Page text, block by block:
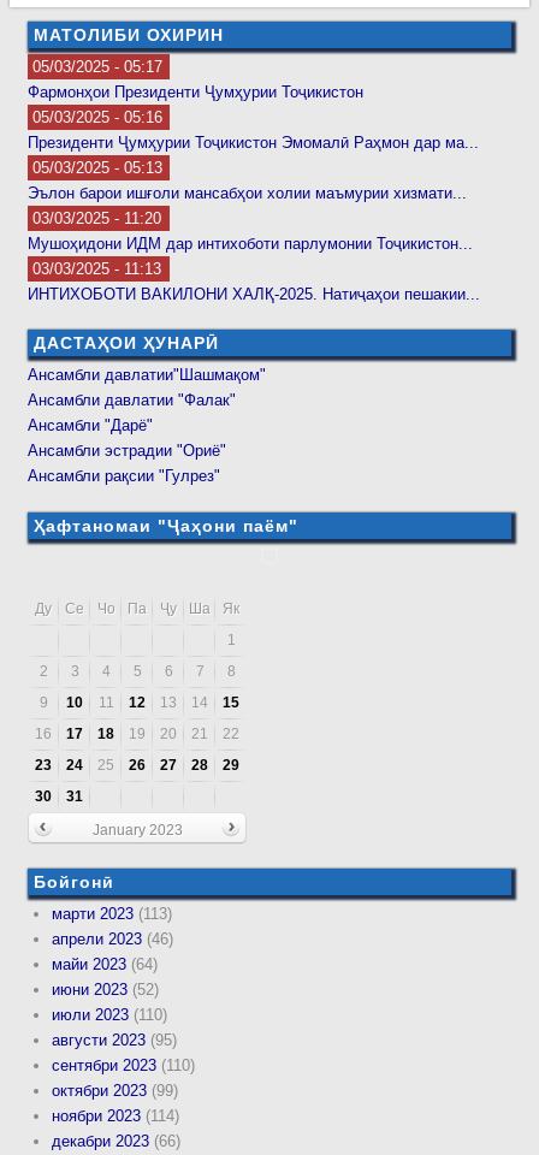
МАТОЛИБИ ОХИРИН
05/03/2025 - 05:17
Фармонҳои Президенти Ҷумҳурии Тоҷикистон
05/03/2025 - 05:16
Президенти Ҷумҳурии Тоҷикистон Эмомалӣ Раҳмон дар ма...
05/03/2025 - 05:13
Эълон барои ишғоли мансабҳои холии маъмурии хизмати...
03/03/2025 - 11:20
Мушоҳидони ИДМ дар интихоботи парлумонии Тоҷикистон...
03/03/2025 - 11:13
ИНТИХОБОТИ ВАКИЛОНИ ХАЛҚ-2025. Натиҷаҳои пешакии...
ДАСТАҲОИ ҲУНАРӢ
Ансамбли давлатии"Шашмақом"
Ансамбли давлатии "Фалак"
Ансамбли "Дарё"
Ансамбли эстрадии "Ориё"
Ансамбли рақсии "Гулрез"
Ҳафтаномаи "Ҷаҳони паём"
Ду Се Чо Па Ҷу Ша
Як
1
2
3 4 5 6 7
8
9
10 11 12 13 14
15
16
17 18 19 20 21
22
23
24 25 26 27 28
29
30
31
January 2023
Бойгонӣ
марти 2023 (113)
апрели 2023 (46)
майи 2023 (64)
июни 2023 (52)
июли 2023 (110)
августи 2023 (95)
сентябри 2023 (110)
октябри 2023 (99)
ноябри 2023 (114)
декабри 2023 (66)